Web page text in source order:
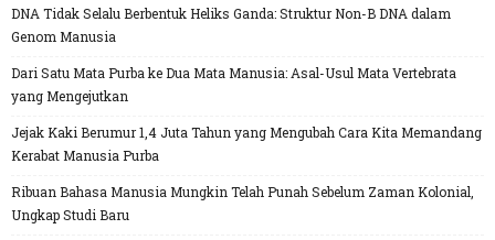
DNA Tidak Selalu Berbentuk Heliks Ganda: Struktur Non-B DNA dalam
Genom Manusia
Dari Satu Mata Purba ke Dua Mata Manusia: Asal-Usul Mata Vertebrata
yang Mengejutkan
Jejak Kaki Berumur 1,4 Juta Tahun yang Mengubah Cara Kita Memandang
Kerabat Manusia Purba
Ribuan Bahasa Manusia Mungkin Telah Punah Sebelum Zaman Kolonial,
Ungkap Studi Baru